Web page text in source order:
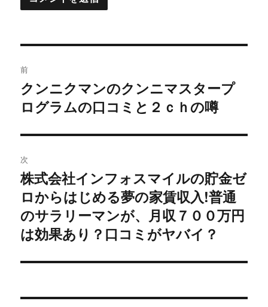
稿
ナ
ビ
ゲ
ー
シ
ョ
ン
前
過
去
投
稿:
クンニクマンのクンニマスタープ
ログラムの口コミと２ｃｈの噂
次
次
の
投
稿:
株式会社インフォスマイルの貯金ゼ
ロからはじめる夢の家賃収入!普通
のサラリーマンが、月収７００万円
は効果あり？口コミがヤバイ？